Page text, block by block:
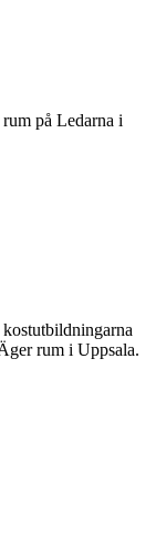
på Ledarna i
rum i Uppsala.